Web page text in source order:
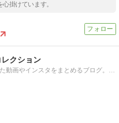
掛けています。
クション